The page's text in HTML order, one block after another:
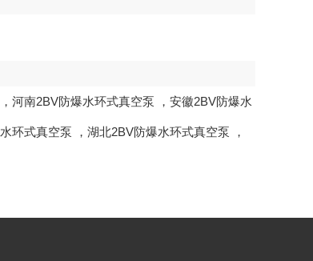
， 河南2BV防爆水环式真空泵 ， 安徽2BV防爆水
环式真空泵 ， 湖北2BV防爆水环式真空泵 ，